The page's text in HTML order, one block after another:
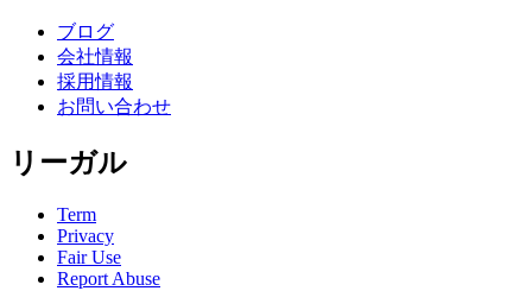
ブログ
会社情報
採用情報
お問い合わせ
リーガル
Term
Privacy
Fair Use
Report Abuse